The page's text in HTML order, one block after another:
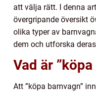
att välja rätt. I denna
övergripande översikt
olika typer av
dem och utforska
Vad är
Att ”köpa barnvagn”